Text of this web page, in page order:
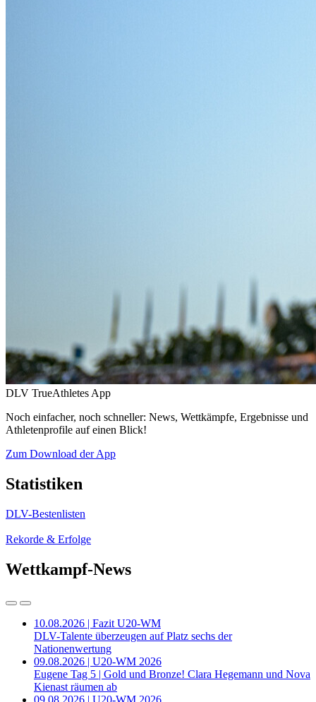
DLV TrueAthletes App
Noch einfacher, noch schneller: News, Wettkämpfe, Ergebnisse und
Athletenprofile auf einen Blick!
Zum Download der App
Statistiken
DLV-Bestenlisten
Rekorde & Erfolge
Wettkampf-News
10.08.2026 | Fazit U20-WM
DLV-Talente überzeugen auf Platz sechs der
Nationenwertung
09.08.2026 | U20-WM 2026
Eugene Tag 5 | Gold und Bronze! Clara Hegemann und Nova
Kienast räumen ab
09.08.2026 | U20-WM 2026